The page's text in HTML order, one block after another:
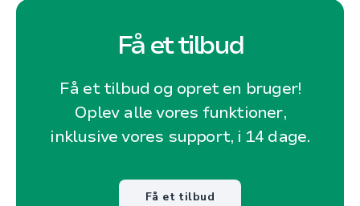
Få et tilbud
Få et tilbud og opret en bruger!
Oplev alle vores funktioner,
inklusive vores support, i 14 dage.
Få et tilbud